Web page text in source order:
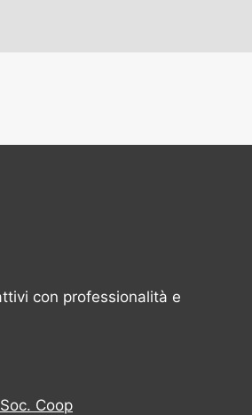
con professionalità e
Coop